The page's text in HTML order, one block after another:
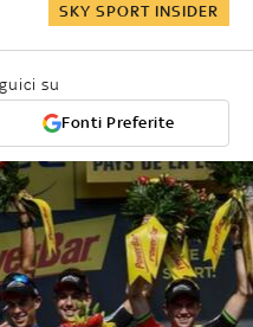
SKY SPORT INSIDER
su
Fonti Preferite